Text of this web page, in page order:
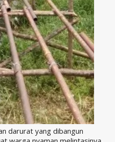
darurat yang dibangun